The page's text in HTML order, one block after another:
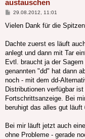
austauschen
Beitrag
29.08.2012, 11:01
Vielen Dank für die
Dachte zuerst es läuft
anlegt und dann mit Tar
Evtl. braucht ja der
genannten "dd" hat dann
noch - mit dem dd-
Distributionen verfügbar
Fortschrittsanzeige. Bei
beruhigt das alles gut läuft
Bei mir läuft jetzt auch
ohne Probleme - gerade